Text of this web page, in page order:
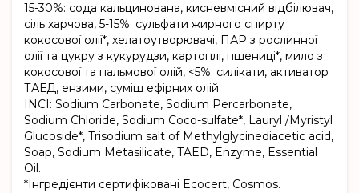
15-30%: сода кальцинована, кисневмісний відбілювач,
сіль харчова, 5-15%: сульфати жирного спирту
кокосової олії*, хелатоутворювачі, ПАР з рослинної
олії та цукру з кукурудзи, картоплі, пшениці*, мило з
кокосової та пальмової олій, <5%: силікати, активатор
ТАЕД, ензими, суміш ефірних олій.
INCI: Sodium Carbonate, Sodium Percarbonate,
Sodium Chloride, Sodium Coco-sulfate*, Lauryl /Myristyl
Glucoside*, Trisodium salt of Methylglycinediacetic acid,
Soap, Sodium Metasilicate, TAED, Enzyme, Essential
Oil.
*Інгредієнти сертифіковані Ecocert, Cosmos.